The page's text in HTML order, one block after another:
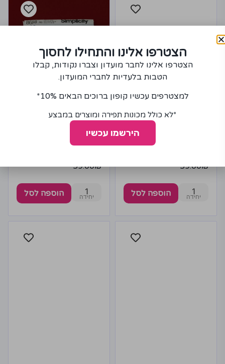
גזרות של שמלות מחברת
59.00₪
1 הוספה לסל
גזרות של שמלות מחברת
59.00₪
1 הוספה לסל
הצטרפו אלינו והתחילו לחסוך
הצטרפו אלינו לחבר מועדון וצברו נקודות, קבלו
הטבות בלעדיות לחברי המועדון.
למצטרפים עכשיו קופון ברוכים הבאים 10%*
*לא כולל מכונות תפירה ומוצרים במבצע
הירשמו עכשיו